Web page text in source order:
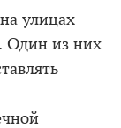
улицах
Один из них